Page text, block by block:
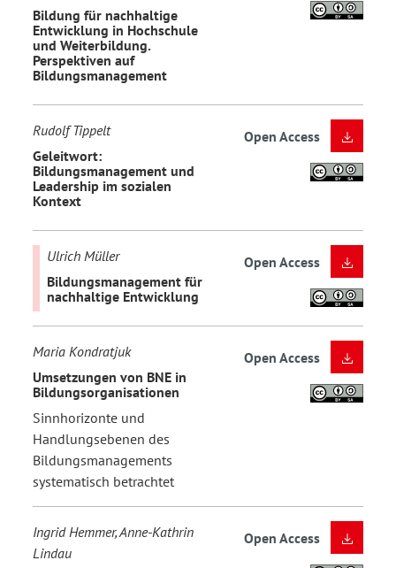
Bildung für nachhaltige
Entwicklung in Hochschule
und Weiterbildung.
Perspektiven auf
Bildungsmanagement
Rudolf Tippelt
Geleitwort:
Bildungsmanagement und
Leadership im sozialen
Kontext
Open Access
Ulrich Müller
Bildungsmanagement für
nachhaltige Entwicklung
Open Access
Maria Kondratjuk
Umsetzungen von BNE in
Bildungsorganisationen
Sinnhorizonte und
Handlungsebenen des
Bildungsmanagements
systematisch betrachtet
Open Access
Ingrid Hemmer, Anne-Kathrin
Lindau
Open Access